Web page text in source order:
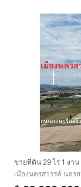
ขายที่ดิน 29 ไร่ 1 งา
เมืองนครสวรรค์ นคร